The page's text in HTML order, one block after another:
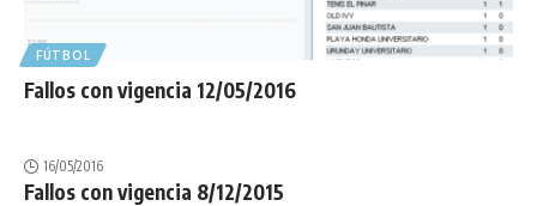
FÚTBOL
Fallos con vigencia 12/05/2016
16/05/2016
Fallos con vigencia 8/12/2015